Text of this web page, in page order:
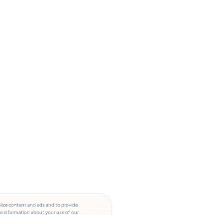
content and ads and to provide
information about your use of our